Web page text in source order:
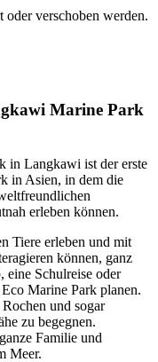
verschoben werden.
Marine Park
in Langkawi ist der erste
in Asien, in dem die
erleben können.
Tiere erleben und mit
können, ganz
eine Schulreise oder
Marine Park planen.
und sogar
zu begegnen.
Familie und
Meer.